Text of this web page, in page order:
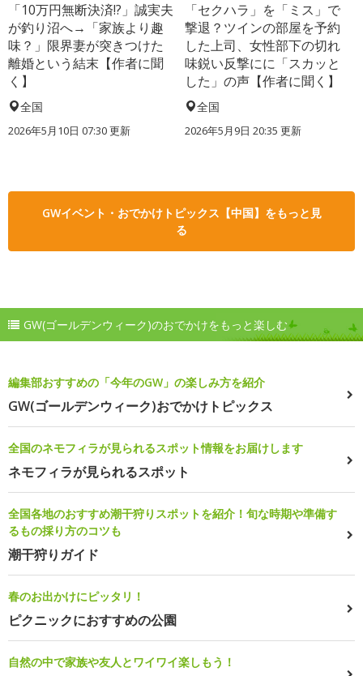
「10万円無断決済!?」誠実夫
が釣り沼へ→「家族より趣
味？」限界妻が突きつけた
離婚という結末【作者に聞
く】
全国
2026年5月10日 07:30 更新
「セクハラ」を「ミス」で
撃退？ツインの部屋を予約
した上司、女性部下の切れ
味鋭い反撃にに「スカッと
した」の声【作者に聞く】
全国
2026年5月9日 20:35 更新
GWイベント・おでかけトピックス【中国】をもっと見
る
GW(ゴールデンウィーク)のおでかけをもっと楽しむ
編集部おすすめの「今年のGW」の楽しみ方を紹介
GW(ゴールデンウィーク)おでかけトピックス
全国のネモフィラが見られるスポット情報をお届けします
ネモフィラが見られるスポット
全国各地のおすすめ潮干狩りスポットを紹介！旬な時期や準備す
るもの採り方のコツも
潮干狩りガイド
春のお出かけにピッタリ！
ピクニックにおすすめの公園
自然の中で家族や友人とワイワイ楽しもう！